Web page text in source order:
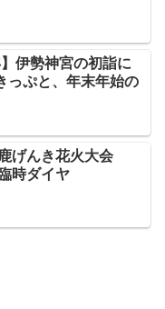
伊勢神宮の初詣に
っぷと、年末年始の
げんき花火大会
時ダイヤ